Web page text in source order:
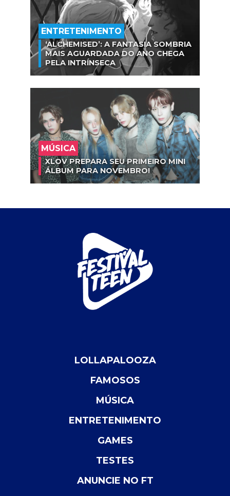
ENTRETENIMENTO
‘ALCHEMISED’: A FANTASIA SOMBRIA
MAIS AGUARDADA DO ANO CHEGA
PELA INTRÍNSECA
MÚSICA
XLOV PREPARA SEU PRIMEIRO MINI
ÁLBUM PARA NOVEMBRO!
LOLLAPALOOZA
FAMOSOS
MÚSICA
ENTRETENIMENTO
GAMES
TESTES
ANUNCIE NO FT